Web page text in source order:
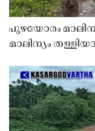
പുഴയോരം
മാലിന്യം